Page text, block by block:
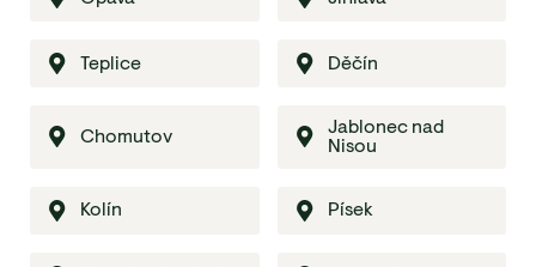
Teplice Děčín
Chomutov
Jablonec nad
Nisou
Kolín Písek